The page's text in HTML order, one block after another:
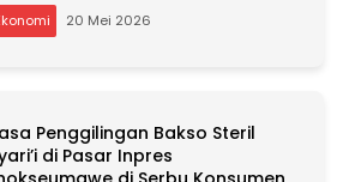
20 Mei 2026
Penggilingan Bakso Steril
di Pasar Inpres